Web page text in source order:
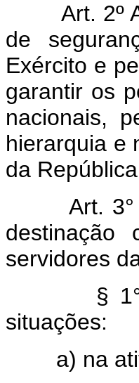
Art. 2º
de
Exército e
garantir os
nacionais,
hierarquia e
da
Art.
destinação
servidores
§
situações:
a) na